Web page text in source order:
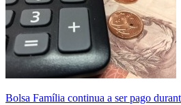
Bolsa Família continua a ser pago